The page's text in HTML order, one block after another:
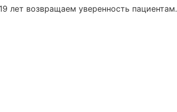
лет возвращаем уверенность пациентам.